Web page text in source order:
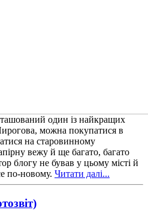
один із найкращих
можна покупатися в
на старовинному
вежу й ще багато, багато
блогу не бував у цьому місті й
по-новому. Читати далі...